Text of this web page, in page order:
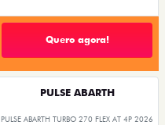
Quero agora!
PULSE ABARTH
PULSE ABARTH TURBO 270 FLEX AT 4P 2026